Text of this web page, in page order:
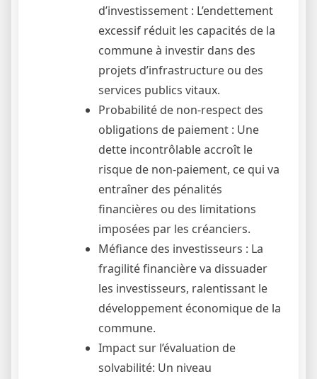
d’investissement : L’endettement
excessif réduit les capacités de la
commune à investir dans des
projets d’infrastructure ou des
services publics vitaux.
Probabilité de non-respect des
obligations de paiement : Une
dette incontrôlable accroît le
risque de non-paiement, ce qui va
entraîner des pénalités
financières ou des limitations
imposées par les créanciers.
Méfiance des investisseurs : La
fragilité financière va dissuader
les investisseurs, ralentissant le
développement économique de la
commune.
Impact sur l’évaluation de
solvabilité: Un niveau